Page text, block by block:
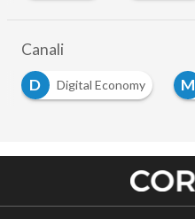
Canali
D
Digital Economy M